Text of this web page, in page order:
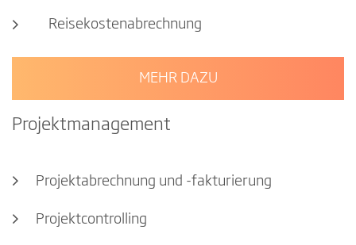
Reisekostenabrechnung
MEHR DAZU
Projektmanagement
Projektabrechnung und -fakturierung
Projektcontrolling